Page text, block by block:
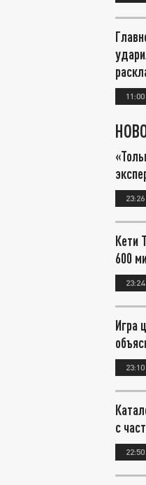
11:00
23:26
Кети
600
23:24
Игра
23:10
с
22:50